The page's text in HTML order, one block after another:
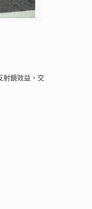
射鏡效益，交